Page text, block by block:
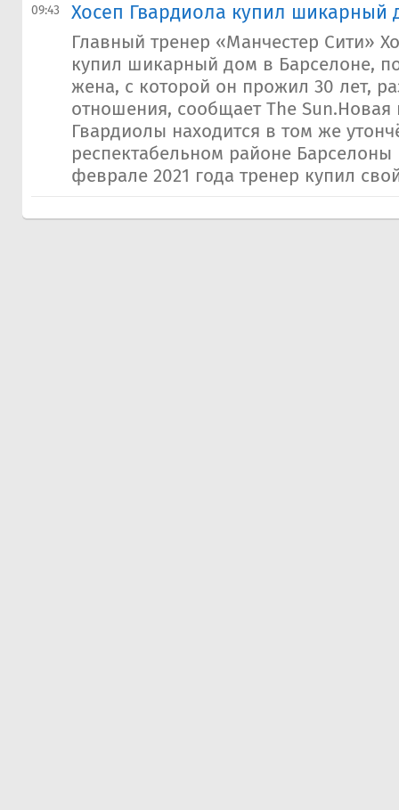
09:43 Хосеп Гвардиола купил шикарный
Главный тренер «Манчестер Сити»
купил шикарный дом в Барселоне,
жена, с которой он прожил 30 лет,
отношения, сообщает The
Гвардиолы находится в том же
респектабельном районе Барселоны
феврале 2021 года тренер купил